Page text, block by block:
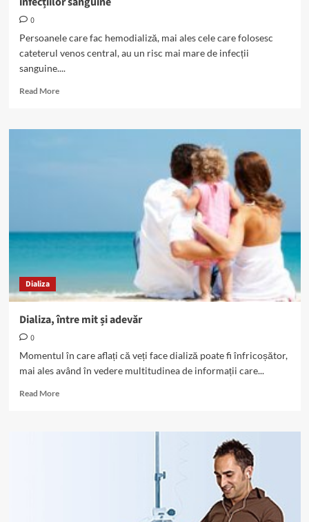
0
Persoanele care fac hemodializă, mai ales cele care folosesc
cateterul venos central, au un risc mai mare de infecții
sanguine....
Read MoreRead
Hemodializă:
Dializa
Dializa, între mit și adevăr
0
Momentul în care aflați că veți face dializă poate fi înfricoșător,
mai ales având în vedere multitudinea de informații care...
Read MoreRead